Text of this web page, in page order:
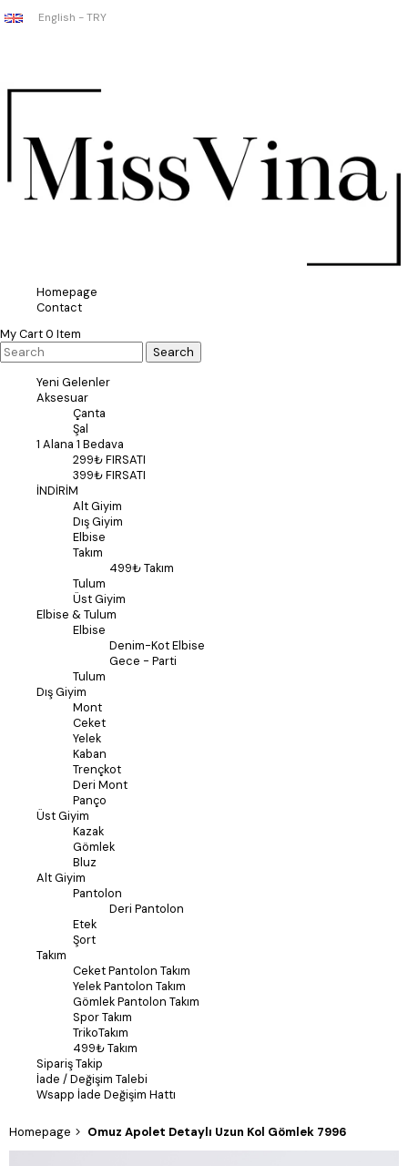
English - TRY
Homepage
Contact
My Cart0 Item
Yeni Gelenler
Aksesuar
Çanta
Şal
1 Alana 1 Bedava
299₺ FIRSATI
399₺ FIRSATI
İNDİRİM
Alt Giyim
Dış Giyim
Elbise
Takım
499₺ Takım
Tulum
Üst Giyim
Elbise & Tulum
Elbise
Denim-Kot Elbise
Gece - Parti
Tulum
Dış Giyim
Mont
Ceket
Yelek
Kaban
Trençkot
Deri Mont
Panço
Üst Giyim
Kazak
Gömlek
Bluz
Alt Giyim
Pantolon
Deri Pantolon
Etek
Şort
Takım
Ceket Pantolon Takım
Yelek Pantolon Takım
Gömlek Pantolon Takım
Spor Takım
TrikoTakım
499₺ Takım
Sipariş Takip
İade / Değişim Talebi
Wsapp İade Değişim Hattı
Homepage Omuz Apolet Detaylı Uzun Kol Gömlek 7996